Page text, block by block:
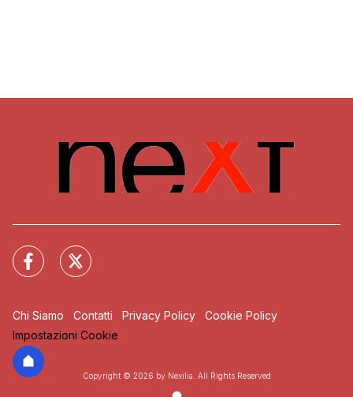
Chi Siamo Contatti Privacy Policy
Cookie Policy
Impostazioni Cookie
Copyright © 2026 by Nexilia. All Rights Reserved